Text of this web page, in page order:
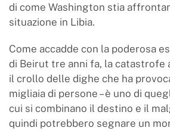
di come Washington stia
situazione in Libia.
Come accadde con la poderosa
di Beirut tre anni fa, la catastrofe
il crollo delle dighe che ha
migliaia di persone – è uno di
cui si combinano il destino e il
quindi potrebbero segnare un